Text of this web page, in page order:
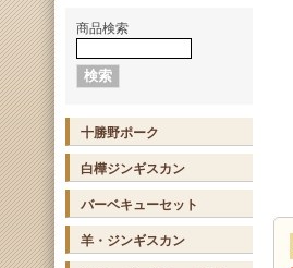
商品検索
十勝野ポーク
白樺ジンギスカン
バーベキューセット
羊・ジンギスカン